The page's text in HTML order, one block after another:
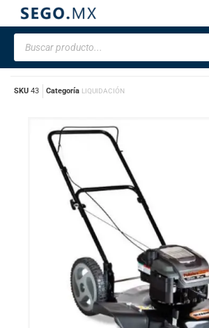
SKU 43 Categoría LIQUIDACIÓN